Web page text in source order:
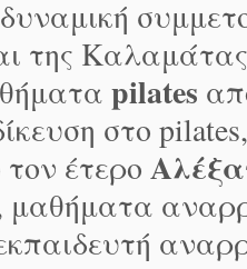
της
pilates
στο
έτερο
μαθήματα